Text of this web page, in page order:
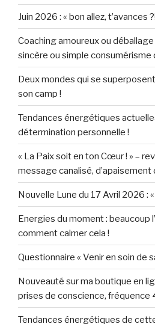
Juin 2026 : « bon allez, t’avances
Coaching amoureux ou
sincère ou simple consumérisme
Deux mondes qui se
son camp !
Tendances énergétiques
détermination personnelle !
« La Paix soit en ton Cœur ! » –
message canalisé, d’apaisement
Nouvelle Lune du 17 Avril 2026 :
Energies du moment : beaucoup
comment calmer cela !
Questionnaire « Venir en soin de
Nouveauté sur ma boutique en
prises de conscience, fréquence
Tendances énergétiques de